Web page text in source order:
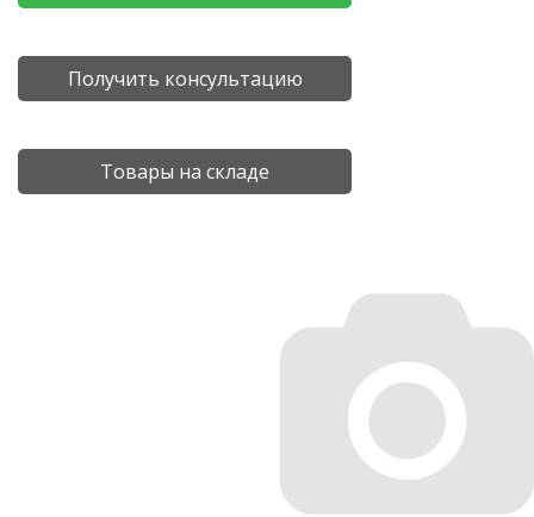
Получить консультацию
Товары на складе